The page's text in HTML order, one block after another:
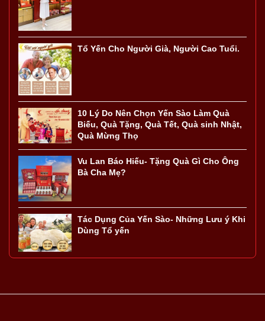
Tổ Yến Cho Người Già, Người Cao Tuổi.
10 Lý Do Nên Chọn Yến Sào Làm Quà
Biếu, Quà Tặng, Quà Tết, Quà sinh Nhật,
Quà Mừng Thọ
Vu Lan Báo Hiếu- Tặng Quà Gì Cho Ông
Bà Cha Mẹ?
Tác Dụng Của Yến Sào- Những Lưu ý Khi
Dùng Tổ yến